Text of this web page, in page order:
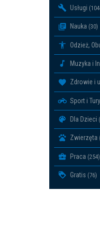
Usługi
Nauka (30)
Odzież,
Muzyka i
Zdrowie i
Sport i
Dla Dzieci
Zwierzęta
Praca (254)
Gratis (76)